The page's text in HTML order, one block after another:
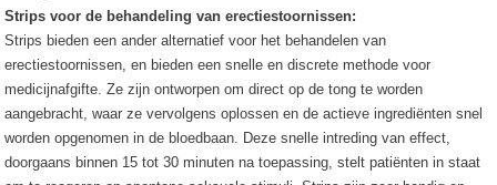
Strips voor de behandeling van erectiestoornissen:
Strips bieden een ander alternatief voor het behandelen van
erectiestoornissen, en bieden een snelle en discrete methode voor
medicijnafgifte. Ze zijn ontworpen om direct op de tong te worden
aangebracht, waar ze vervolgens oplossen en de actieve ingrediënten snel
worden opgenomen in de bloedbaan. Deze snelle intreding van effect,
doorgaans binnen 15 tot 30 minuten na toepassing, stelt patiënten in staat